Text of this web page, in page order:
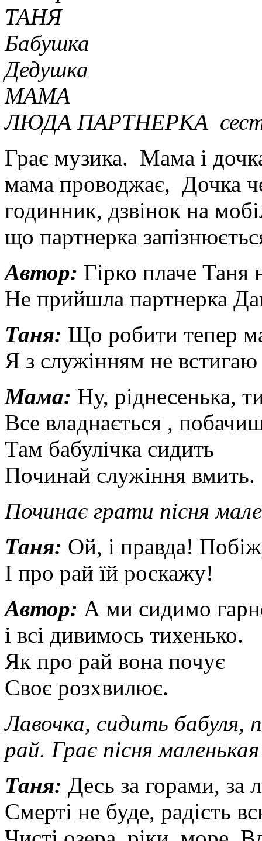
ТАНЯ
Бабушка
Дедушка
МАМА
ЛЮДА ПАРТНЕРКА
Грає музика. Мама і
мама проводжає, Дочка
годинник, дзвінок на
що партнерка
Автор: Гірко плаче Таня
Не прийшла партнерка
Таня: Що робити тепер
Я з служінням не встигаю
Мама: Ну, ріднесенька,
Все владнається ,
Там бабулічка сидить
Починай служіння вмить.
Починає грати пісня
Таня: Ой, і правда!
І про рай їй роскажу!
Автор: А ми сидимо
і всі дивимось тихенько.
Як про рай вона почує
Своє розхвилює.
Лавочка, сидить бабуля,
рай. Грає пісня
Таня: Десь за горами, за
Смерті не буде, радість